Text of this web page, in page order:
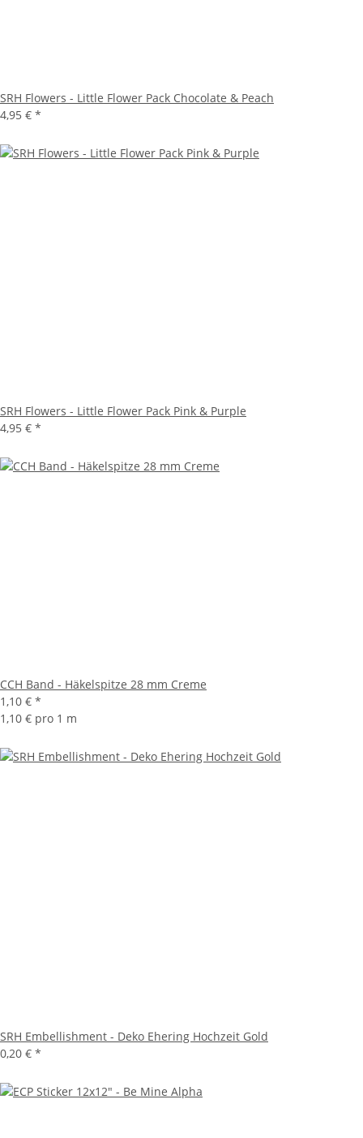
SRH Flowers - Little Flower Pack Chocolate & Peach
4,95 € *
SRH Flowers - Little Flower Pack Pink & Purple
4,95 € *
CCH Band - Häkelspitze 28 mm Creme
1,10 € *
1,10 € pro 1 m
SRH Embellishment - Deko Ehering Hochzeit Gold
0,20 € *